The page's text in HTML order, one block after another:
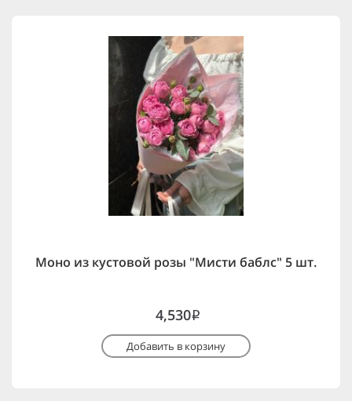
Моно из кустовой розы "Мисти баблс" 5 шт.
4,530i
Добавить в корзину